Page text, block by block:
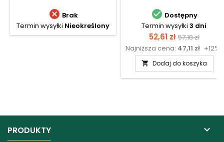
 Brak
Termin wysyłki Nieokreślony
 Dostępny
Termin wysyłki 3 dni
Cena
52,61 zł Cena
57,18 zł
Najniższa cena: 47,11 zł +12%
 Dodaj do koszyka
PRODUKTY 